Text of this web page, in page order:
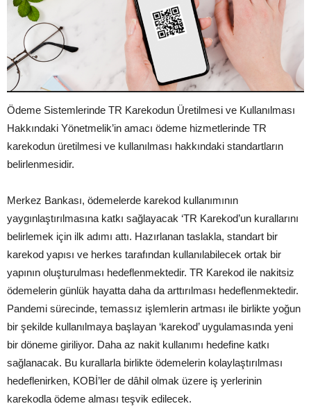
Ödeme Sistemlerinde TR Karekodun Üretilmesi ve Kullanılması
Hakkındaki Yönetmelik’in amacı ödeme hizmetlerinde TR
karekodun üretilmesi ve kullanılması hakkındaki standartların
belirlenmesidir.
Merkez Bankası, ödemelerde karekod kullanımının
yaygınlaştırılmasına katkı sağlayacak ‘TR Karekod’un kurallarını
belirlemek için ilk adımı attı. Hazırlanan taslakla, standart bir
karekod yapısı ve herkes tarafından kullanılabilecek ortak bir
yapının oluşturulması hedeflenmektedir. TR Karekod ile nakitsiz
ödemelerin günlük hayatta daha da arttırılması hedeflenmektedir.
Pandemi sürecinde, temassız işlemlerin artması ile birlikte yoğun
bir şekilde kullanılmaya başlayan ‘karekod’ uygulamasında yeni
bir döneme giriliyor. Daha az nakit kullanımı hedefine katkı
sağlanacak. Bu kurallarla birlikte ödemelerin kolaylaştırılması
hedeflenirken, KOBİ’ler de dâhil olmak üzere iş yerlerinin
karekodla ödeme alması teşvik edilecek.